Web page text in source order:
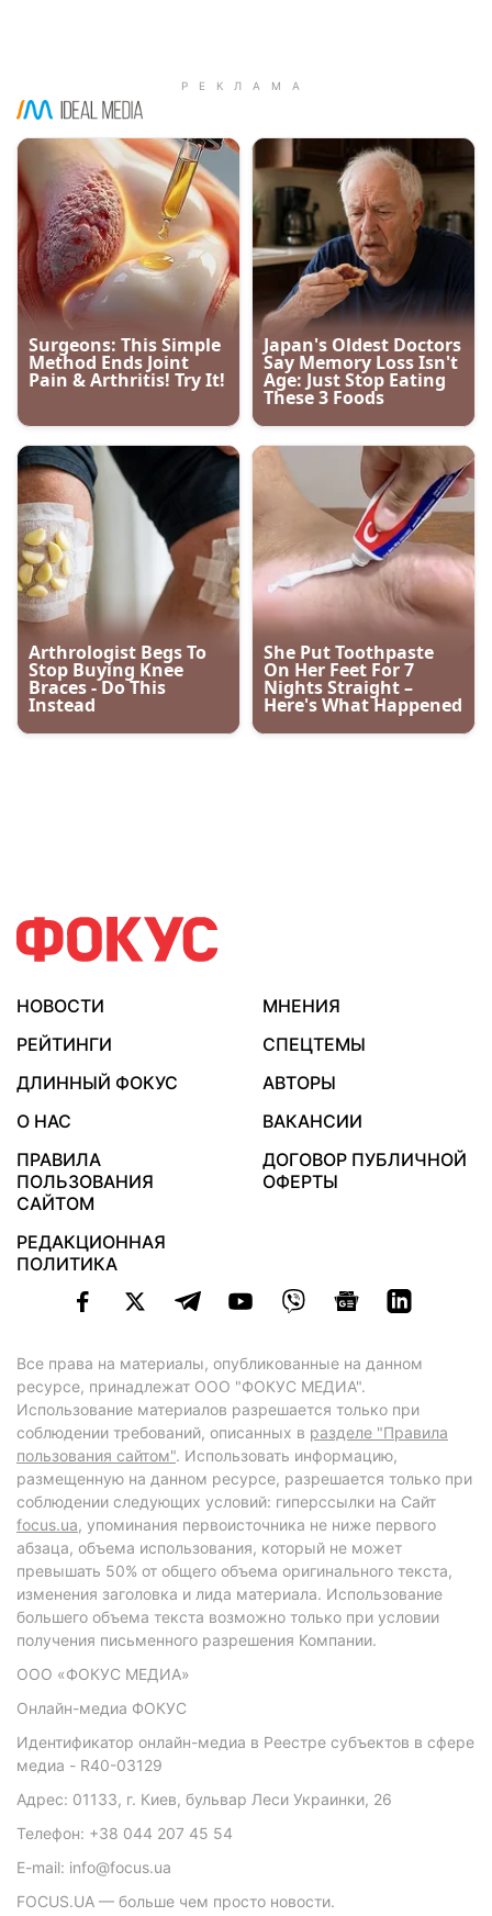
НОВОСТИ
МНЕНИЯ
РЕЙТИНГИ
СПЕЦТЕМЫ
ДЛИННЫЙ ФОКУС
АВТОРЫ
О НАС
ВАКАНСИИ
ПРАВИЛА
ПОЛЬЗОВАНИЯ
САЙТОМ
ДОГОВОР ПУБЛИЧНОЙ
ОФЕРТЫ
РЕДАКЦИОННАЯ
ПОЛИТИКА
Все права на материалы, опубликованные на данном
ресурсе, принадлежат ООО "ФОКУС МЕДИА".
Использование материалов разрешается только при
соблюдении требований, описанных в разделе "Правила
пользования сайтом". Использовать информацию,
размещенную на данном ресурсе, разрешается только при
соблюдении следующих условий: гиперссылки на Сайт
focus.ua, упоминания первоисточника не ниже первого
абзаца, объема использования, который не может
превышать 50% от общего объема оригинального текста,
изменения заголовка и лида материала. Использование
большего объема текста возможно только при условии
получения письменного разрешения Компании.
ООО «ФОКУС МЕДИА»
Онлайн-медиа ФОКУС
Идентификатор онлайн-медиа в Реестре субъектов в сфере
медиа - R40-03129
Адрес: 01133, г. Киев, бульвар Леси Украинки, 26
Телефон: +38 044 207 45 54
E-mail: info@focus.ua
FOCUS.UA — больше чем просто новости.